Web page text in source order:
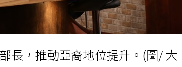
長，推動亞裔地位提升。(圖/ 大